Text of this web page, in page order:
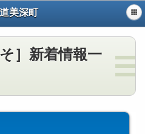
美深町
］新着情報一